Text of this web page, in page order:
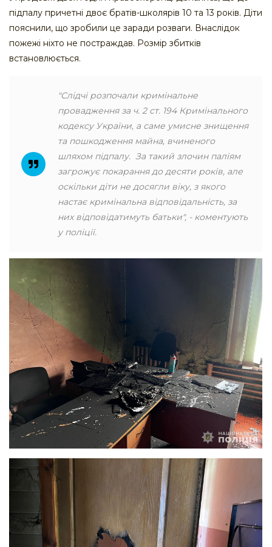
підпалу причетні двоє братів-школярів 10 та 13 років. Діти
пояснили, що зробили це заради розваги. Внаслідок
пожежі ніхто не постраждав. Розмір збитків
встановлюється.
"Слідчі розпочали кримінальне
провадження за ч. 2 ст. 194 Кримінального
кодексу України, а саме умисне знищення
та пошкодження майна, вчиненого
шляхом підпалу. За такий злочин паліям
загрожує покарання до десяти років, але
оскільки діти не досягли віку, з якого
настає кримінальна відповідальність, за
них відповідатимуть батьки", - коментують
у поліції.